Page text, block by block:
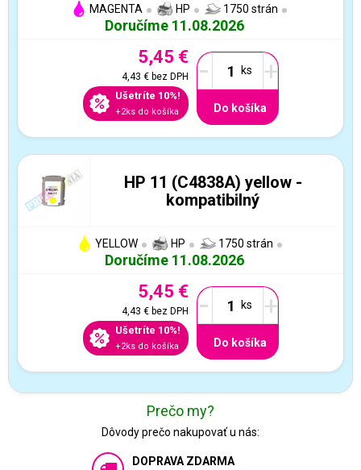
MAGENTA HP 1750 strán
Doručíme 11.08.2026
5,45 €
4,43 €bez DPH
Ušetríte 10%!
+2ks do košíka
- +
Do košíka
HP 11 (C4838A) yellow -
kompatibilný
YELLOW HP 1750 strán
Doručíme 11.08.2026
5,45 €
4,43 €bez DPH
Ušetríte 10%!
+2ks do košíka
- +
Do košíka
Prečo my?
Dôvody prečo nakupovať u nás:
DOPRAVA ZDARMA